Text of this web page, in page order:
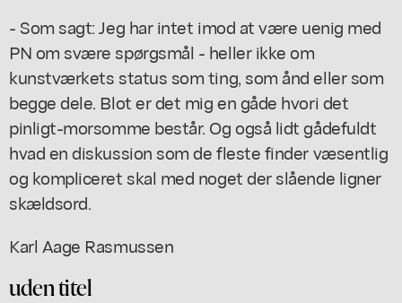
- Som sagt: Jeg har intet imod at være uenig med
PN om svære spørgsmål - heller ikke om
kunstværkets status som ting, som ånd eller som
begge dele. Blot er det mig en gåde hvori det
pinligt-morsomme består. Og også lidt gådefuldt
hvad en diskussion som de fleste finder væsentlig
og kompliceret skal med noget der slående ligner
skældsord.
Karl Aage Rasmussen
uden titel